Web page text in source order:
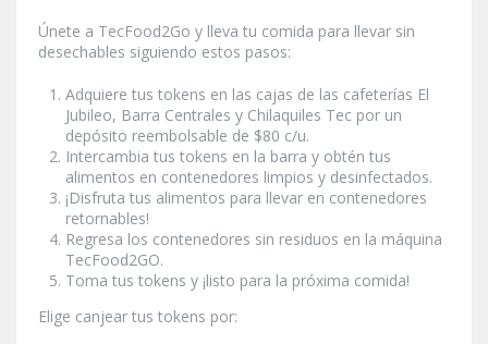
Únete a TecFood2Go y lleva tu comida para llevar sin
desechables siguiendo estos pasos:
Adquiere tus tokens en las cajas de las cafeterías El
Jubileo, Barra Centrales y Chilaquiles Tec por un
depósito reembolsable de $80 c/u.
Intercambia tus tokens en la barra y obtén tus
alimentos en contenedores limpios y desinfectados.
¡Disfruta tus alimentos para llevar en contenedores
retornables!
Regresa los contenedores sin residuos en la máquina
TecFood2GO.
Toma tus tokens y ¡listo para la próxima comida!
Elige canjear tus tokens por: